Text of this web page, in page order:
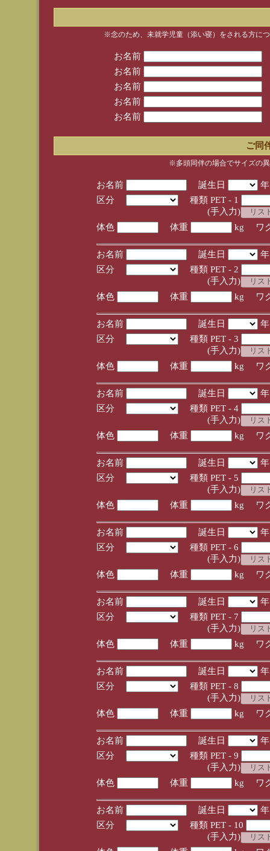
※念のため、未就学児童（添い寝）をされる方に
お名前
お名前
お名前
お名前
お名前
ご同
※多頭同伴の場合でサイズの
お名前 誕生日
区分
種類 PET - 1
(手入力)
体色
体重 kg ワ
お名前 誕生日
区分
種類 PET - 2
(手入力)
体色
体重 kg ワ
お名前 誕生日
区分
種類 PET - 3
(手入力)
体色
体重 kg ワ
お名前 誕生日
区分
種類 PET - 4
(手入力)
体色
体重 kg ワ
お名前 誕生日
区分
種類 PET - 5
(手入力)
体色
体重 kg ワ
お名前 誕生日
区分
種類 PET - 6
(手入力)
体色
体重 kg ワ
お名前 誕生日
区分
種類 PET - 7
(手入力)
体色
体重 kg ワ
お名前 誕生日
区分
種類 PET - 8
(手入力)
体色
体重 kg ワ
お名前 誕生日
区分
種類 PET - 9
(手入力)
体色
体重 kg ワ
お名前 誕生日
区分
種類 PET - 10
(手入力)